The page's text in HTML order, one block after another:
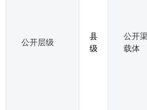
公开层级
县
级
公开
载体